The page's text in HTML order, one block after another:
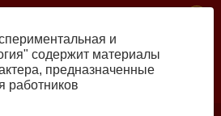
и
содержит материалы
предназначенные
работников